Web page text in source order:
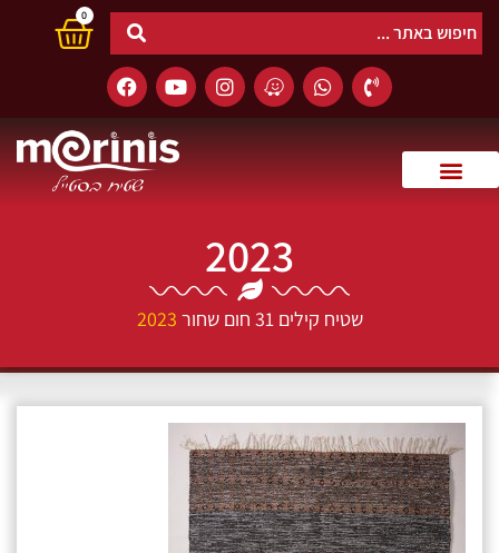
0
2023
שטיח קילים 31 חום שחור 2023